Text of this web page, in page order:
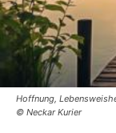
Hoffnung,
© Neckar Kurier